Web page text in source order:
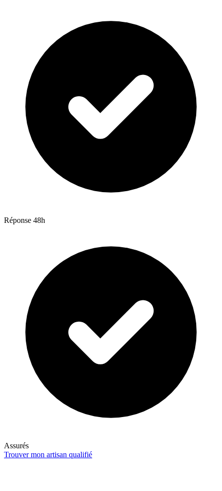
Réponse 48h
Assurés
Trouver mon artisan qualifié